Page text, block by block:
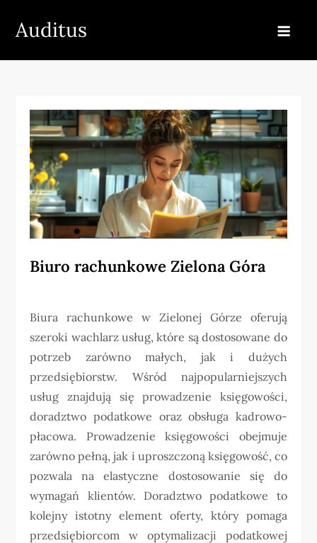
Auditus
Biuro rachunkowe Zielona Góra
Biura rachunkowe w Zielonej Górze oferują
szeroki wachlarz usług, które są dostosowane do
potrzeb zarówno małych, jak i dużych
przedsiębiorstw. Wśród najpopularniejszych
usług znajdują się prowadzenie księgowości,
doradztwo podatkowe oraz obsługa kadrowo-
płacowa. Prowadzenie księgowości obejmuje
zarówno pełną, jak i uproszczoną księgowość, co
pozwala na elastyczne dostosowanie się do
wymagań klientów. Doradztwo podatkowe to
kolejny istotny element oferty, który pomaga
przedsiębiorcom w optymalizacji podatkowej